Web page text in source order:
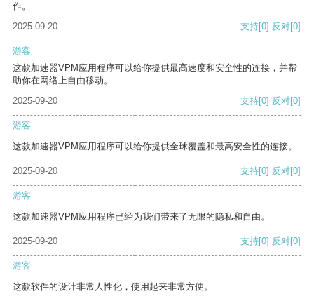
作。
2025-09-20
支持[0] 反对[0]
游客
这款加速器VPM应用程序可以给你提供最高速度和安全性的连接，并帮
助你在网络上自由移动。
2025-09-20
支持[0] 反对[0]
游客
这款加速器VPM应用程序可以给你提供全球覆盖和最高安全性的连接。
2025-09-20 支持[0] 反对[0]
游客
这款加速器VPM应用程序已经为我们带来了无限的隐私和自由。
2025-09-20 支持[0] 反对[0]
游客
这款软件的设计非常人性化，使用起来非常方便。